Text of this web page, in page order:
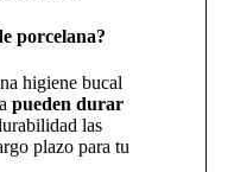
porcelana?
higiene bucal
pueden durar
las
plazo para tu